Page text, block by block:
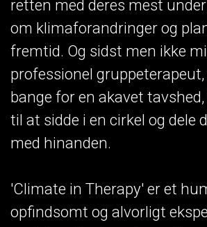
retten med deres mest
om klimaforandringer og
fremtid. Og sidst men ikke
professionel gruppeterapeut,
bange for en akavet
til at sidde i en cirkel og dele
med hinanden.
'Climate in Therapy' er et
opfindsomt og alvorligt